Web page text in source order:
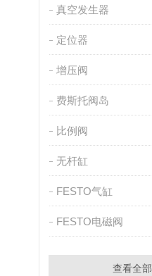
真空发生器
定位器
增压阀
费斯托阀岛
比例阀
无杆缸
FESTO气缸
FESTO电磁阀
查看全部